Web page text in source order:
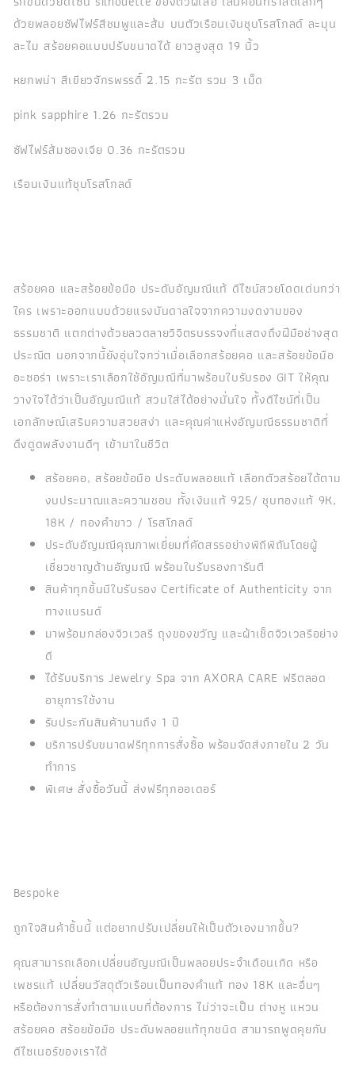
ด้วยพลอยซัฟไฟร์สีชมพูและส้ม บนตัวเรือนเงินชุบโรสโกลด์ ละมุน
ละไม สร้อยคอแบบปรับขนาดได้ ยาวสูงสุด 19 นิ้ว
หยกพม่า สีเขียวจักรพรรดิ์ 2.15 กะรัต รวม 3 เม็ด
pink sapphire 1.26 กะรัตรวม
ซัฟไฟร์ส้มซองเจีย 0.36 กะรัตรวม
เรือนเงินแท้ชุบโรสโกลด์
สร้อยคอ และสร้อยข้อมือ ประดับอัญมณีแท้ ดีไซน์สวยโดดเด่นกว่า
ใคร เพราะออกแบบด้วยแรงบันดาลใจจากความงดงามของ
ธรรมชาติ แตกต่างด้วยลวดลายวิจิตรบรรจงที่แสดงถึงฝีมือช่างสุด
ประณีต นอกจากนี้ยังอุ่นใจกว่าเมื่อเลือกสร้อยคอ และสร้อยข้อมือ
อะซอร่า เพราะเราเลือกใช้อัญมณีที่มาพร้อมใบรับรอง GIT ให้คุณ
วางใจได้ว่าเป็นอัญมณีแท้ สวมใส่ได้อย่างมั่นใจ ทั้งดีไซน์ที่เป็น
เอกลักษณ์เสริมความสวยสง่า และคุณค่าแห่งอัญมณีธรรมชาติที่
ดึงดูดพลังงานดีๆ เข้ามาในชีวิต
สร้อยคอ, สร้อยข้อมือ ประดับพลอยแท้ เลือกตัวสร้อยได้ตาม
งบประมาณและความชอบ ทั้งเงินแท้ 925/ ชุบทองแท้ 9K,
18K / ทองคำขาว / โรสโกลด์
ประดับอัญมณีคุณภาพเยี่ยมที่คัดสรรอย่างพิถีพิถันโดยผู้
เชี่ยวชาญด้านอัญมณี พร้อมใบรับรองการันตี
สินค้าทุกชิ้นมีใบรับรอง Certificate of Authenticity จาก
ทางแบรนด์
มาพร้อมกล่องจิวเวลรี ถุงของขวัญ และผ้าเช็ดจิวเวลรีอย่าง
ดี
ได้รับบริการ Jewelry Spa จาก AXORA CARE ฟรีตลอด
อายุการใช้งาน
รับประกันสินค้านานถึง 1 ปี
บริการปรับขนาดฟรีทุกการสั่งซื้อ พร้อมจัดส่งภายใน 2 วัน
ทำการ
พิเศษ สั่งซื้อวันนี้ ส่งฟรีทุกออเดอร์
Bespoke
ถูกใจสินค้าชิ้นนี้ แต่อยากปรับเปลี่ยนให้เป็นตัวเองมากขึ้น?
คุณสามารถเลือกเปลี่ยนอัญมณีเป็นพลอยประจำเดือนเกิด หรือ
เพชรแท้ เปลี่ยนวัสดุตัวเรือนเป็นทองคำแท้ ทอง 18K และอื่นๆ
หรือต้องการสั่งทำตามแบบที่ต้องการ ไม่ว่าจะเป็น ต่างหู แหวน
สร้อยคอ สร้อยข้อมือ ประดับพลอยแท้ทุกชนิด สามารถพูดคุยกับ
ดีไซเนอร์ของเราได้